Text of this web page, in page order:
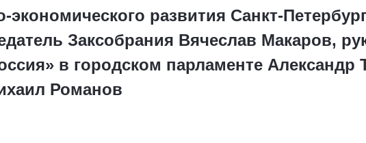
развития Санкт-
Заксобрания Вячеслав Макаров,
в городском парламенте Александр
Романов